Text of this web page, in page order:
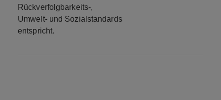
Rückverfolgbarkeits-,
Umwelt- und Sozialstandards
entspricht.